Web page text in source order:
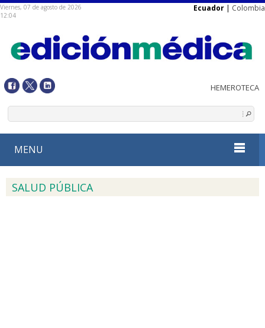
Viernes, 07 de agosto de 2026
12:04
Ecuador | Colombia
MENU
SALUD PÚBLICA